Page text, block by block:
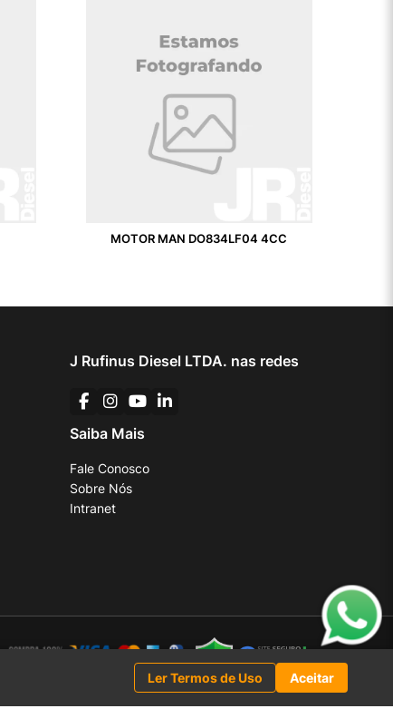
MOTOR MAN DO834LF04 4CC
J Rufinus Diesel LTDA. nas redes
Saiba Mais
Fale Conosco
Sobre Nós
Intranet
Ler Termos de Uso Aceitar